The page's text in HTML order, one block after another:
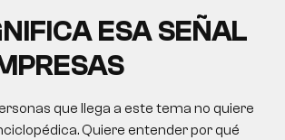
ESA SEÑAL
que llega a este tema no quiere
Quiere entender por qué